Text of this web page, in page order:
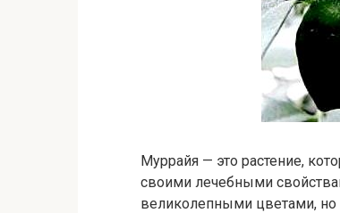
Муррайя — это растение,
своими лечебными
великолепными цветами, но